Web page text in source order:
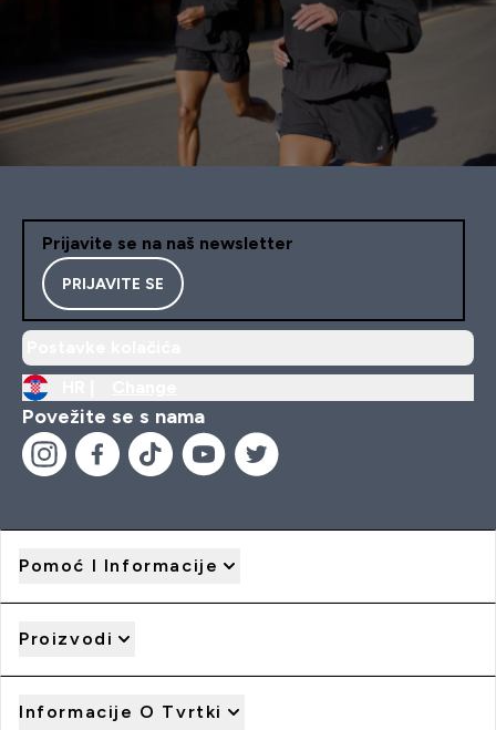
Prijavite se na naš newsletter
PRIJAVITE SE
Povežite se s nama
Pomoć I Informacije
Proizvodi
Informacije O Tvrtki